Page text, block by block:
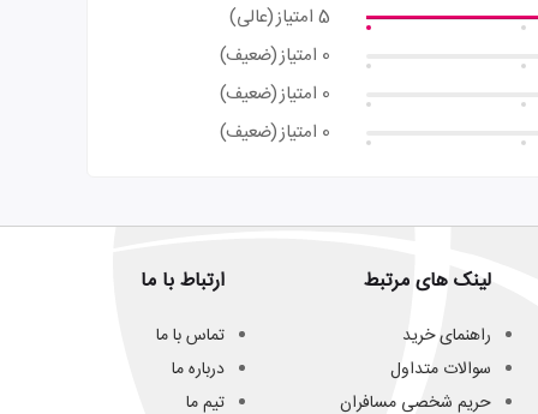
5 امتیاز
(عالی)
0 امتیاز
(ضعیف)
0 امتیاز
(ضعیف)
0 امتیاز (ضعیف)
لینک های مرتبط
راهنمای خرید
سوالات متداول
حریم شخصی مسافران
ارتباط با ما
تماس با ما
درباره ما
تیم ما